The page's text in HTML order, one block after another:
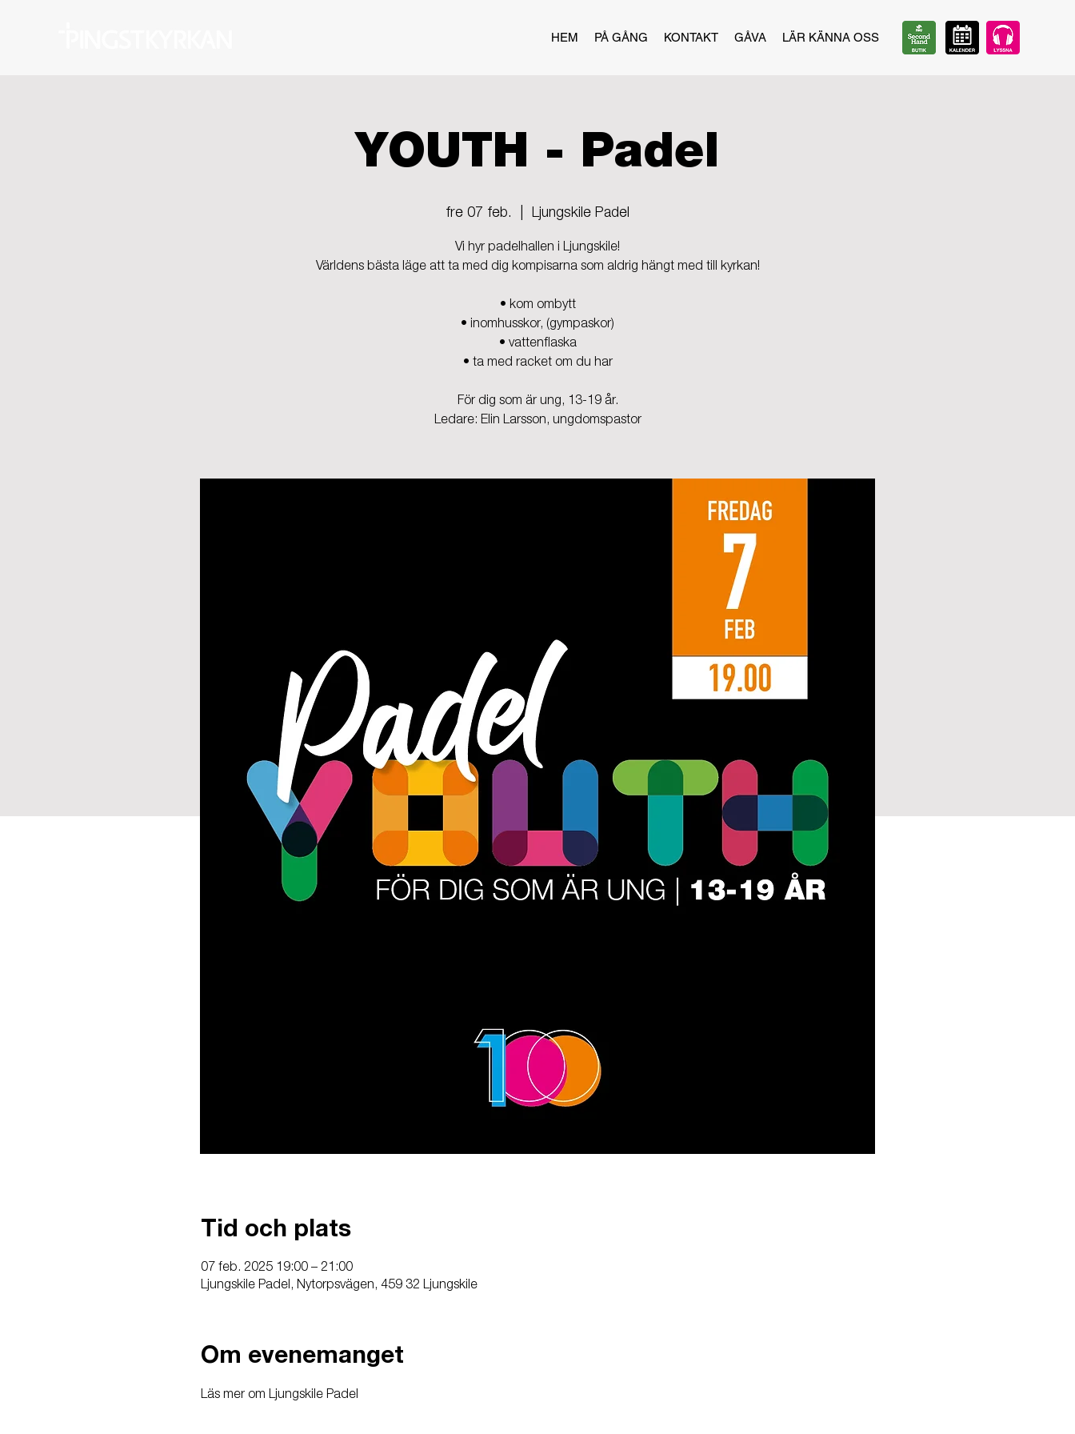
HEM PÅ GÅNG KONTAKT GÅVA LÄR KÄNNA OSS
YOUTH - Padel
fre 07 feb. Ljungskile Padel
Vi hyr padelhallen i Ljungskile!
Världens bästa läge att ta med dig kompisarna som aldrig hängt med till kyrkan!
• kom ombytt
• inomhusskor, (gympaskor)
• vattenflaska
• ta med racket om du har
För dig som är ung, 13-19 år.
Ledare: Elin Larsson, ungdomspastor
Tid och plats
07 feb. 2025 19:00 – 21:00
Ljungskile Padel, Nytorpsvägen, 459 32 Ljungskile
Om evenemanget
Läs mer om Ljungskile Padel